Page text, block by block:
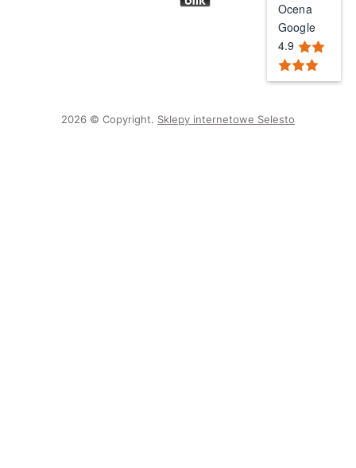
Ocena
Google
4.9
2026 © Copyright. Sklepy internetowe Selesto